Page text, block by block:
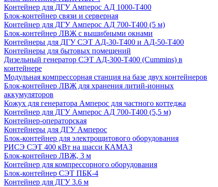
Контейнер для ДГУ Амперос АД 1000-Т400
Блок-контейнер связи и серверная
Контейнер для ДГУ Амперос АД 700-Т400 (5 м)
Блок-контейнер ЛВЖ с вышибными окнами
Контейнеры для ДГУ СЭТ АД-30-Т400 и АД-50-Т400
Контейнеры для бытовых помещений
Дизельный генератор СЭТ АД-300-Т400 (Cummins) в
контейнере
Модульная компрессорная станция на базе двух контейнеров
Блок-контейнер ЛВЖ для хранения литий-ионных
аккумуляторов
Кожух для генератора Амперос для частного коттеджа
Контейнер для ДГУ Амперос АД 700-Т400 (5,5 м)
Контейнер-операторская
Контейнеры для ДГУ Амперос
Блок-контейнер для электрощитового оборудования
РИСЭ СЭТ 400 кВт на шасси КАМАЗ
Блок-контейнер ЛВЖ, 3 м
Контейнер для компрессорного оборудования
Блок-контейнер СЭТ ПБК-4
Контейнер для ДГУ 3.6 м